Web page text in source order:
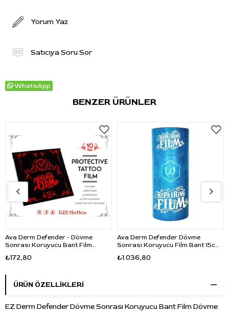
Yorum Yaz
Satıcıya Soru Sor
WhatsApp
BENZER ÜRÜNLER
Ava Derm Defender - Dövme
Sonrası Koruyucu Bant Film
₺172,80
Ava Derm Defender Dövme
Sonrası Koruyucu Film Bant 15cm
₺1.036,80
ÜRÜN ÖZELLIKLERI
EZ Derm Defender Dövme Sonrası Koruyucu Bant Film Dövme